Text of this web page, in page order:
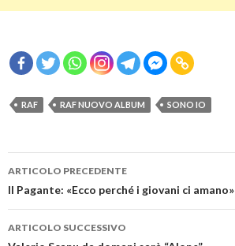
RAF RAF NUOVO ALBUM SONO IO
Navigazione
articolo
ARTICOLO PRECEDENTE
Il Pagante: «Ecco perché i giovani ci amano»
ARTICOLO SUCCESSIVO